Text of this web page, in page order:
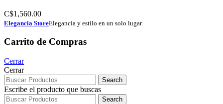
C$1,560.00
Elegancia StoreElegancia y estilo en un solo lugar.
Carrito de Compras
Cerrar
Cerrar
Search
Escribe el producto que buscas
Search